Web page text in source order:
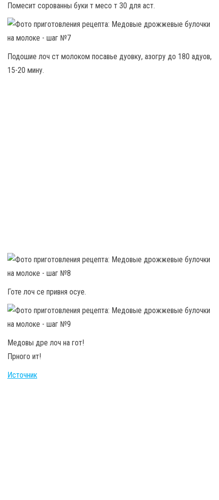
Помесит сорованны буки т месо т 30 для аст.
Подошие лоч ст молоком посавье дуовку, азогру до 180 адуов,
15-20 мину.
Готе лоч се привня осуе.
Медовы дре лоч на гот!
Прного ит!
Источник